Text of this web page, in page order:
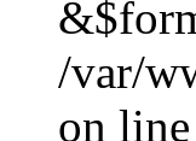
/var/
on